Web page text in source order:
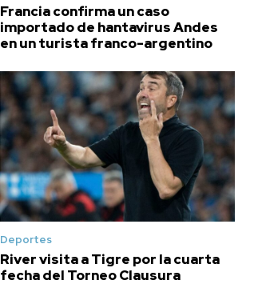
Francia confirma un caso
importado de hantavirus Andes
en un turista franco-argentino
Deportes
River visita a Tigre por la cuarta
fecha del Torneo Clausura